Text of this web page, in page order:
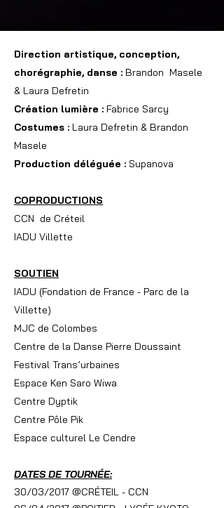
Direction artistique, conception,
chorégraphie, danse : Brandon Masele
& Laura Defretin
Création lumière : Fabrice Sarcy
Costumes : Laura Defretin & Brandon
Masele
Production déléguée : Supanova
COPRODUCTIONS
CCN de Créteil
IADU Villette
SOUTIEN
IADU (Fondation de France - Parc de la
Villette)
MJC de Colombes
Centre de la Danse Pierre Doussaint
Festival Trans’urbaines
Espace Ken Saro Wiwa
Centre Dyptik
Centre Pôle Pik
Espace culturel Le Cendre
DATES DE TOURNÉE:
30/03/2017 @CRÉTEIL - CCN